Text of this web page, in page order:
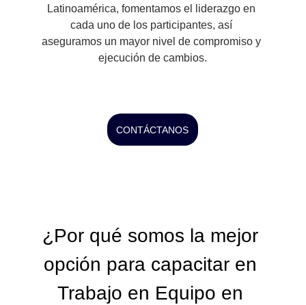
Latinoamérica, fomentamos el liderazgo en
cada uno de los participantes, así
aseguramos un mayor nivel de compromiso y
ejecución de cambios.
CONTÁCTANOS
¿Por qué somos la mejor
opción para capacitar en
Trabajo en Equipo en